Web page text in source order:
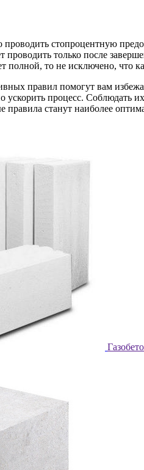
проводить стопроцентную
только после
полной, то не исключено, что
правил помогут вам
ускорить процесс. Соблюдать
правила станут наиболее